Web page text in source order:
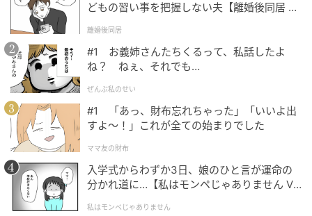
どもの習い事を把握しない夫【離婚後同居 Vo
離婚後同居
#1 お義姉さんたちくるって、私話したよ
ね？ ねぇ、それでも…
ぜんぶ私のせい
#1 「あっ、財布忘れちゃった」「いいよ出
すよ〜！」これが全ての始まりでした
ママ友の財布
入学式からわずか3日、娘のひと言が運命の
分かれ道に…【私はモンペじゃありません Vo
私はモンペじゃありません